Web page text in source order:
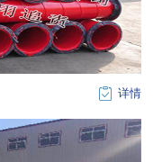
详情